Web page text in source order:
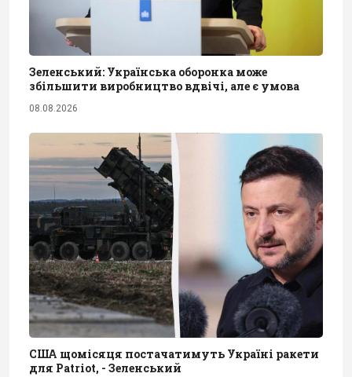
Зеленський: Українська оборонка може
збільшити виробництво вдвічі, але є умова
08.08.2026
США щомісяця постачатимуть Україні ракети
для Patriot, - Зеленський